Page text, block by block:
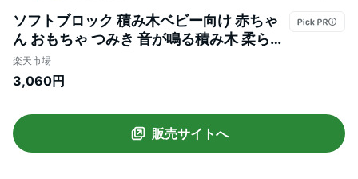
ソフトブロック 積み木ベビー向け 赤ちゃ
ん おもちゃ つみき 音が鳴る積み木 柔らか
い お風呂おもちゃ 知育玩具 6か月 1歳 2歳
ベビー 孫 かわいい 出産祝い 節句 ギフト
る 子供 男の子 女の子 お風呂遊び 音が鳴る
【海外通販】
楽天市場
3,060円
販売サイトへ